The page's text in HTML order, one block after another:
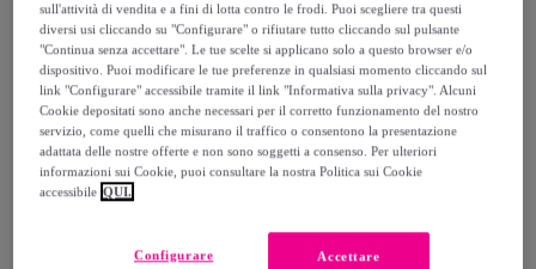
Make It Real
Set per lo Styling dei Capelli
Multicolore
19,99 €
50%
sull'attività di vendita e a fini di lotta contro le frodi. Puoi scegliere tra questi
diversi usi cliccando su "Configurare" o rifiutare tutto cliccando sul pulsante
"Continua senza accettare". Le tue scelte si applicano solo a questo browser e/o
dispositivo. Puoi modificare le tue preferenze in qualsiasi momento cliccando sul
link "Configurare" accessibile tramite il link "Informativa sulla privacy". Alcuni
Cookie depositati sono anche necessari per il corretto funzionamento del nostro
servizio, come quelli che misurano il traffico o consentono la presentazione
adattata delle nostre offerte e non sono soggetti a consenso. Per ulteriori
informazioni sui Cookie, puoi consultare la nostra Politica sui Cookie
accessibile QUI.
Accettare
Configurare